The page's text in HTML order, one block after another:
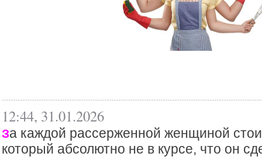
12:44, 31.01.2026
За каждой рассерженной женщиной
который абсолютно не в курсе, что он